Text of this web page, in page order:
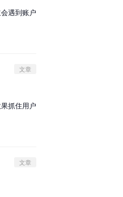
遇到账户
文章
抓住用户
文章